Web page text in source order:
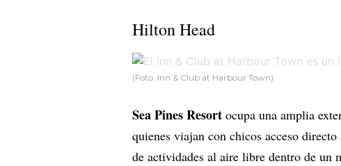
Hilton Head
(Foto: Inn & Club at Harbour Town)
Sea Pines Resort ocupa una amplia
quienes viajan con chicos acceso
de actividades al aire libre dentro de un